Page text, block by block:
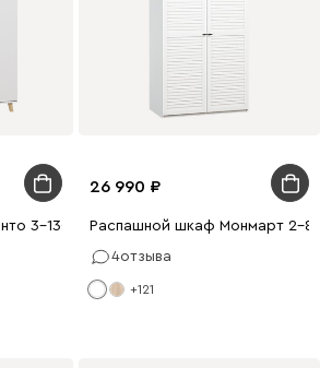
3-130x210 Белый
26 990
Распашной шкаф Монмарт 2-
4отзыва
+121